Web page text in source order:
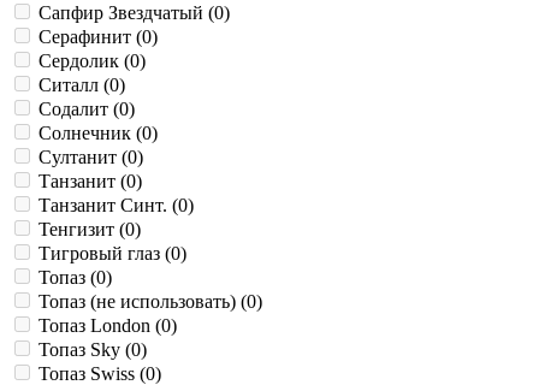
Сапфир Звездчатый (0)
Серафинит (0)
Сердолик (0)
Ситалл (0)
Содалит (0)
Солнечник (0)
Султанит (0)
Танзанит (0)
Танзанит Синт. (0)
Тенгизит (0)
Тигровый глаз (0)
Топаз (0)
Топаз (не использовать) (0)
Топаз London (0)
Топаз Sky (0)
Топаз Swiss (0)